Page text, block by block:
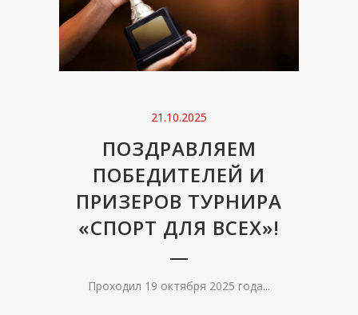
21.10.2025
ПОЗДРАВЛЯЕМ
ПОБЕДИТЕЛЕЙ И
ПРИЗЕРОВ ТУРНИРА
«СПОРТ ДЛЯ ВСЕХ»!
Проходил 19 октября 2025 года...